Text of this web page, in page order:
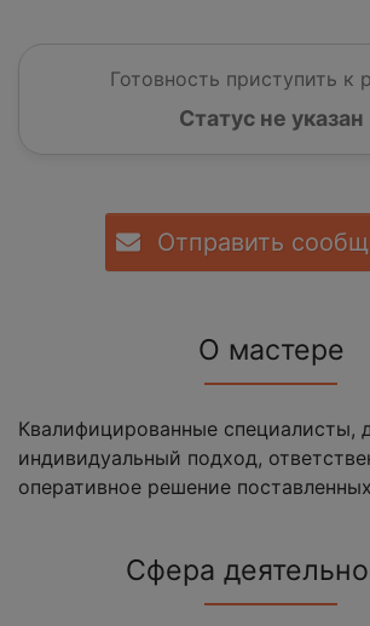
Готовность приступить к
Статус не указан
Отправить
О мастере
Квалифицированные специалисты,
индивидуальный подход,
оперативное решение
Сфера